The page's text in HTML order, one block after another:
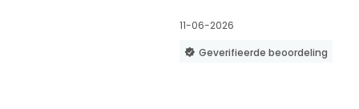
11-06-2026
Geverifieerde beoordeling